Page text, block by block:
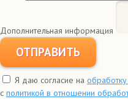
Дополнительная информация
ОТПРАВИТЬ
Я даю согласие на
с политикой в отношении